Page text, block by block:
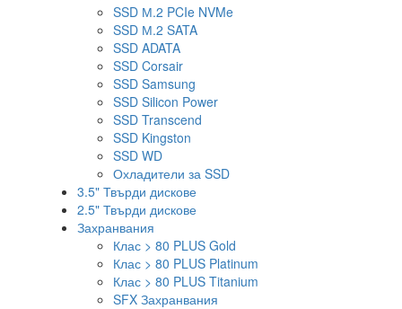
SSD М.2 PCIe NVMe
SSD М.2 SATA
SSD ADATA
SSD Corsair
SSD Samsung
SSD Silicon Power
SSD Transcend
SSD Kingston
SSD WD
Охладители за SSD
3.5" Твърди дискове
2.5" Твърди дискове
Захранвания
Клас > 80 PLUS Gold
Клас > 80 PLUS Platinum
Клас > 80 PLUS Titanium
SFX Захранвания